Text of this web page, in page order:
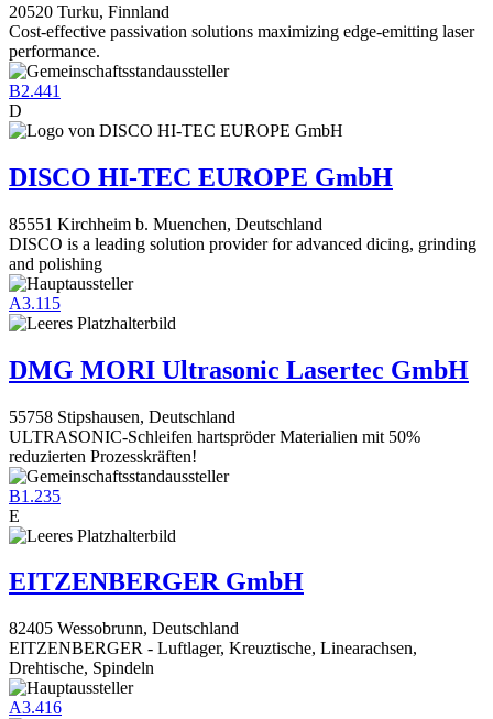
20520 Turku, Finnland
Cost-effective passivation solutions maximizing edge-emitting laser
performance.
B2.441
D
DISCO HI-TEC EUROPE GmbH
85551 Kirchheim b. Muenchen, Deutschland
DISCO is a leading solution provider for advanced dicing, grinding
and polishing
A3.115
DMG MORI Ultrasonic Lasertec GmbH
55758 Stipshausen, Deutschland
ULTRASONIC-Schleifen hartspröder Materialien mit 50%
reduzierten Prozesskräften!
B1.235
E
EITZENBERGER GmbH
82405 Wessobrunn, Deutschland
EITZENBERGER - Luftlager, Kreuztische, Linearachsen,
Drehtische, Spindeln
A3.416